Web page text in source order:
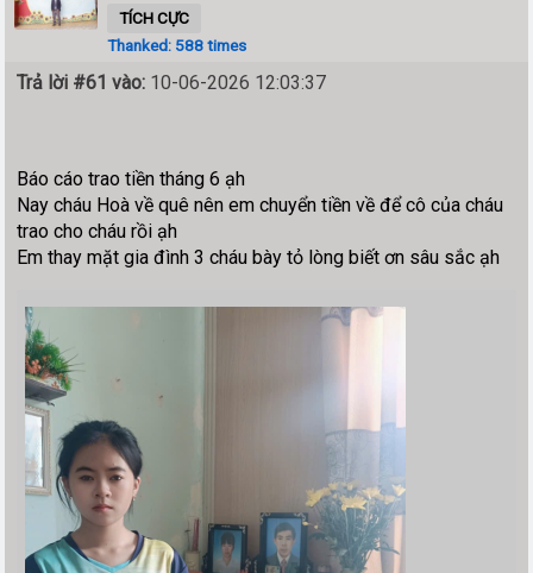
TÍCH CỰC
Thanked: 588 times
Trả lời #61 vào: 10-06-2026 12:03:37
Báo cáo trao tiền tháng 6 ạh
Nay cháu Hoà về quê nên em chuyển tiền về để cô của cháu
trao cho cháu rồi ạh
Em thay mặt gia đình 3 cháu bày tỏ lòng biết ơn sâu sắc ạh